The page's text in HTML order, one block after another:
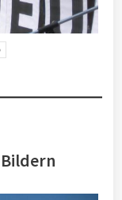
Bildern